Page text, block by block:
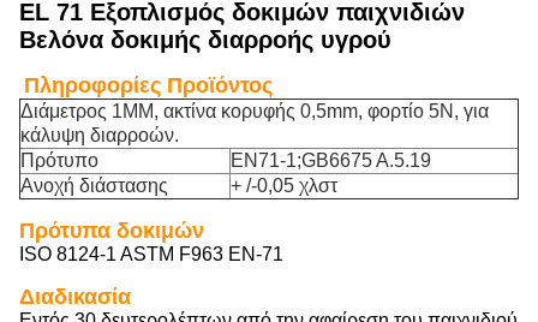
EL 71 Εξοπλισμός δοκιμών παιχνιδιών
Βελόνα δοκιμής διαρροής υγρού
Πληροφορίες Προϊόντος
Διάμετρος 1MM, ακτίνα κορυφής 0,5mm, φορτίο 5N, για
κάλυψη διαρροών.
Πρότυπο
EN71-1;GB6675 A.5.19
Ανοχή διάστασης
+ /-0,05 χλστ
Πρότυπα δοκιμών
ISO 8124-1 ASTM F963 EN-71
Διαδικασία